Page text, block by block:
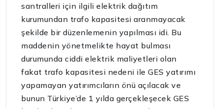
santralleri için ilgili elektrik dağıtım
kurumundan trafo kapasitesi aranmayacak
şekilde bir düzenlemenin yapılması idi. Bu
maddenin yönetmelikte hayat bulması
durumunda ciddi elektrik maliyetleri olan
fakat trafo kapasitesi nedeni ile GES yatırımı
yapamayan yatırımcıların önü açılacak ve
bunun Türkiye’de 1 yılda gerçekleşecek GES